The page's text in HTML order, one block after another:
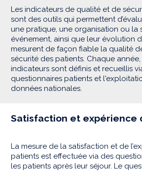
Les indicateurs de qualité et de
sont des outils qui permettent
une pratique, une organisation ou la
événement, ainsi que leur évolution
mesurent de façon fiable la qualité
sécurité des patients. Chaque
indicateurs sont définis et recueillis
questionnaires patients et
données nationales.
Satisfaction et expérience
La mesure de la satisfaction et de
patients est effectuée via des
les patients après leur séjour. Le